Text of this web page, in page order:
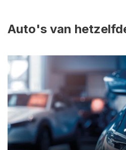
Auto's van